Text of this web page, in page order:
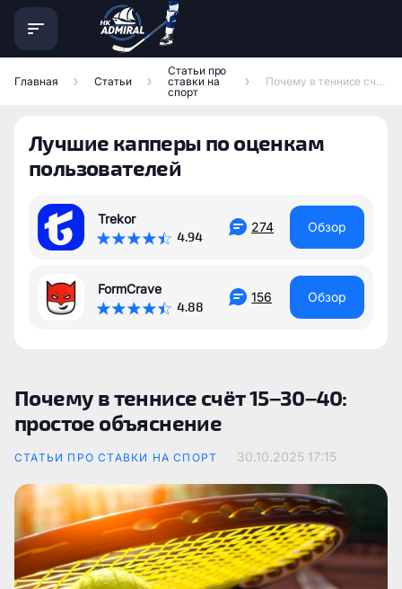
Главная Статьи
Статьи про
ставки на
спорт
Почему в теннисе счёт 15–30–40: простое объяснение
Лучшие капперы по оценкам
пользователей
Trekor
4.94
274 Обзор
FormCrave
4.88
156 Обзор
Почему в теннисе счёт 15–30–40:
простое объяснение
СТАТЬИ ПРО СТАВКИ НА СПОРТ 30.10.2025 17:15